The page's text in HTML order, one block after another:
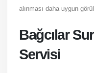
alınması daha uygun
Bağcılar
Servisi